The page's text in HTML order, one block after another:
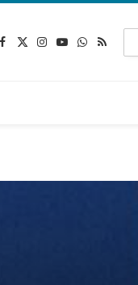
Facebook
X
Instagram
YouTube
WhatsApp
RSS